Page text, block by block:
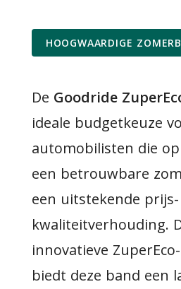
HOOGWAARDIGE
De Goodride
ideale budgetkeuze
automobilisten die
een betrouwbare
een uitstekende prijs-
kwaliteitverhouding.
innovatieve
biedt deze band een